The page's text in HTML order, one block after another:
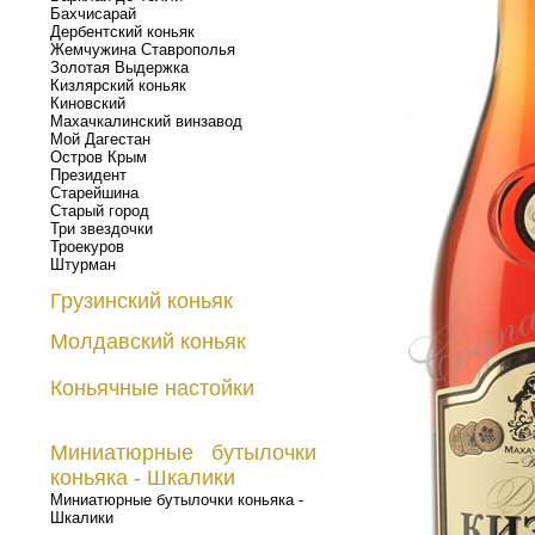
Бахчисарай
Дербентский коньяк
Жемчужина Ставрополья
Золотая Выдержка
Кизлярский коньяк
Киновский
Махачкалинский винзавод
Мой Дагестан
Остров Крым
Президент
Старейшина
Старый город
Три звездочки
Троекуров
Штурман
Грузинский коньяк
Молдавский коньяк
Коньячные настойки
Миниатюрные бутылочки
коньяка - Шкалики
Миниатюрные бутылочки коньяка -
Шкалики